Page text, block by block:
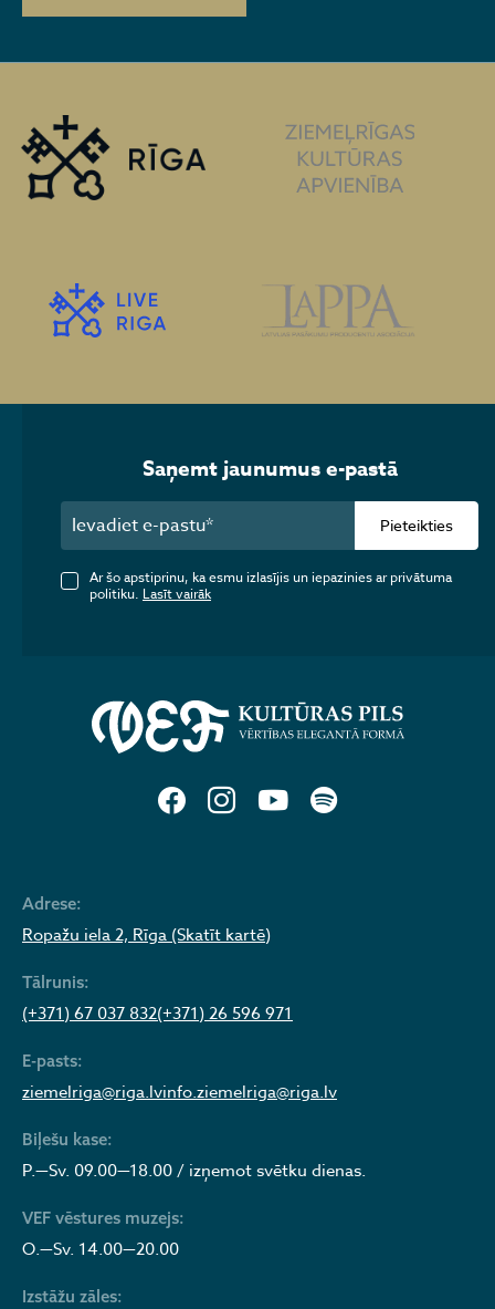
Adrese:
Ropažu iela 2, Rīga (Skatīt kartē)
Tālrunis:
(+371) 67 037 832(+371) 26 596 971
E-pasts:
ziemelriga@riga.lvinfo.ziemelriga@riga.lv
Biļešu kase:
P.—Sv. 09.00—18.00 / izņemot svētku dienas.
VEF vēstures muzejs:
O.—Sv. 14.00—20.00
Izstāžu zāles:
Saņemt jaunumus e-pastā
Pieteikties
Ar šo apstiprinu, ka esmu izlasījis un iepazinies ar privātuma
politiku. Lasīt vairāk